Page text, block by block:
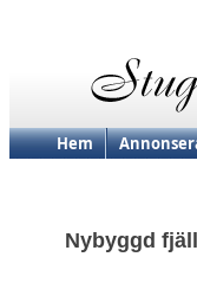
Hem
Nybyggd